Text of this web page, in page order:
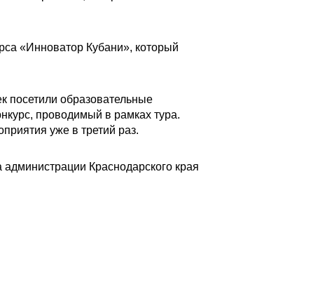
«Инноватор Кубани», который
посетили образовательные
проводимый в рамках тура.
уже в третий раз.
администрации Краснодарского края